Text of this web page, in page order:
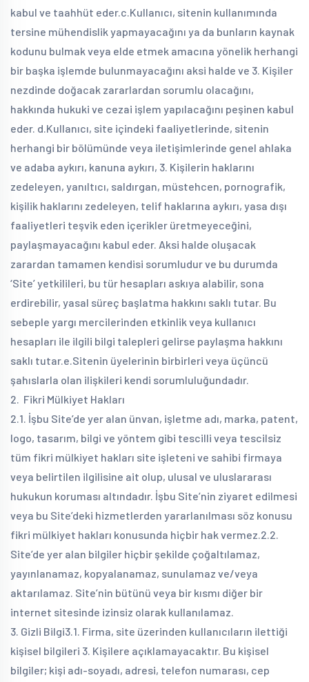
kabul ve taahhüt eder.c.Kullanıcı, sitenin kullanımında
tersine mühendislik yapmayacağını ya da bunların kaynak
kodunu bulmak veya elde etmek amacına yönelik herhangi
bir başka işlemde bulunmayacağını aksi halde ve 3. Kişiler
nezdinde doğacak zararlardan sorumlu olacağını,
hakkında hukuki ve cezai işlem yapılacağını peşinen kabul
eder. d.Kullanıcı, site içindeki faaliyetlerinde, sitenin
herhangi bir bölümünde veya iletişimlerinde genel ahlaka
ve adaba aykırı, kanuna aykırı, 3. Kişilerin haklarını
zedeleyen, yanıltıcı, saldırgan, müstehcen, pornografik,
kişilik haklarını zedeleyen, telif haklarına aykırı, yasa dışı
faaliyetleri teşvik eden içerikler üretmeyeceğini,
paylaşmayacağını kabul eder. Aksi halde oluşacak
zarardan tamamen kendisi sorumludur ve bu durumda
‘Site’ yetkilileri, bu tür hesapları askıya alabilir, sona
erdirebilir, yasal süreç başlatma hakkını saklı tutar. Bu
sebeple yargı mercilerinden etkinlik veya kullanıcı
hesapları ile ilgili bilgi talepleri gelirse paylaşma hakkını
saklı tutar.e.Sitenin üyelerinin birbirleri veya üçüncü
şahıslarla olan ilişkileri kendi sorumluluğundadır.
2. Fikri Mülkiyet Hakları
2.1. İşbu Site’de yer alan ünvan, işletme adı, marka, patent,
logo, tasarım, bilgi ve yöntem gibi tescilli veya tescilsiz
tüm fikri mülkiyet hakları site işleteni ve sahibi firmaya
veya belirtilen ilgilisine ait olup, ulusal ve uluslararası
hukukun koruması altındadır. İşbu Site’nin ziyaret edilmesi
veya bu Site’deki hizmetlerden yararlanılması söz konusu
fikri mülkiyet hakları konusunda hiçbir hak vermez.2.2.
Site’de yer alan bilgiler hiçbir şekilde çoğaltılamaz,
yayınlanamaz, kopyalanamaz, sunulamaz ve/veya
aktarılamaz. Site’nin bütünü veya bir kısmı diğer bir
internet sitesinde izinsiz olarak kullanılamaz.
3. Gizli Bilgi3.1. Firma, site üzerinden kullanıcıların ilettiği
kişisel bilgileri 3. Kişilere açıklamayacaktır. Bu kişisel
bilgiler; kişi adı-soyadı, adresi, telefon numarası, cep